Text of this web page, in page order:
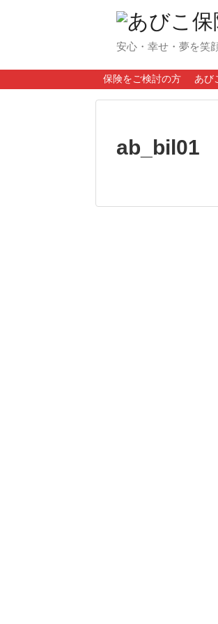
安心・幸せ・夢を笑
保険をご検討の方 あび
ab_bil01